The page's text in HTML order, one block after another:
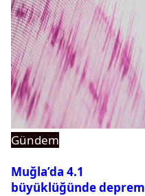
Gündem
Muğla’da 4.1
büyüklüğünde deprem